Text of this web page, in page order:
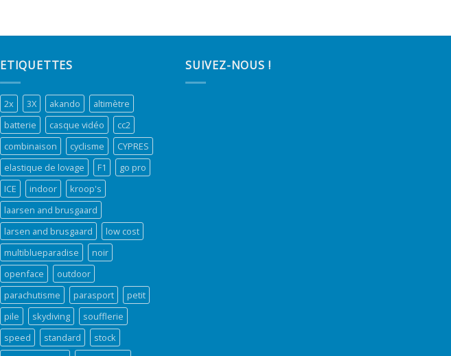
ETIQUETTES
2x 3X akando
altimètre
batterie
casque vidéo
cc2
combinaison
cyclisme
CYPRES
elastique de lovage
F1
go pro
ICE
indoor
kroop's
laarsen and brusgaard
larsen and brusgaard
low cost
multiblueparadise
noir
openface
outdoor
parachutisme
parasport
petit
pile
skydiving
soufflerie
speed
standard
stock
SUIVEZ-NOUS !